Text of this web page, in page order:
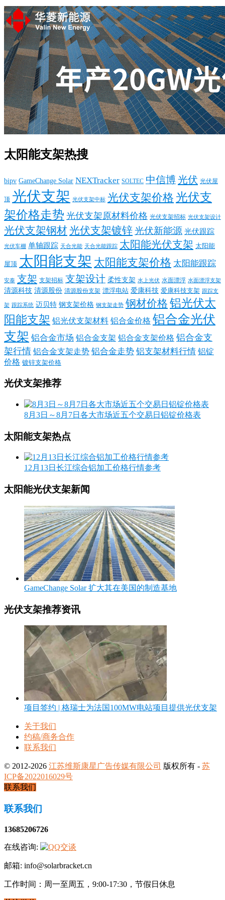
太阳能支架热搜
bipv GameChange Solar NEXTracker SOLTEC 中信博光伏 光伏屋
顶 光伏支架 光伏支架中标 光伏支架价格 光伏支
架价格走势 光伏支架原材料价格 光伏支架招标 光伏支架设计
光伏支架钢材光伏支架镀锌光伏新能源 光伏跟踪
光伏车棚 单轴跟踪 天合光能 天合光能跟踪 太阳能光伏支架 太阳能
屋顶 太阳能支架 太阳能支架价格 太阳能跟踪
安泰 支架 支架招标 支架设计 柔性支架 水上光伏 水面漂浮 水面漂浮支架
清源科技 清源股份 清源股份支架 漂浮电站 爱康科技 爱康科技支架 跟踪支
架 跟踪系统 迈贝特 钢支架价格 钢支架走势 钢材价格 铝光伏太
阳能支架 铝光伏支架材料 铝合金价格 铝合金光伏
支架 铝合金市场 铝合金支架 铝合金支架价格 铝合金支
架行情 铝合金支架走势 铝合金走势 铝支架材料行情 铝锭
价格 镀锌支架价格
光伏支架推荐
8月3日～8月7日各大市场近五个交易日铝锭价格表
太阳能支架热点
12月13日长江综合铝加工价格行情参考
太阳能光伏支架新闻
GameChange Solar 扩大其在美国的制造基地
光伏支架推荐资讯
项目签约 | 格瑞士为法国100MW电站项目提供光伏支架
关于我们
约稿/商务合作
联系我们
© 2012-2026 江苏维斯康星广告传媒有限公司 版权所有 - 苏
ICP备2022016029号
联系我们
联系我们
13685206726
在线咨询:
邮箱: info@solarbracket.cn
工作时间：周一至周五，9:00-17:30，节假日休息